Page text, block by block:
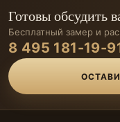
Готовы обсудить
Бесплатный замер и
8 495 181-19-